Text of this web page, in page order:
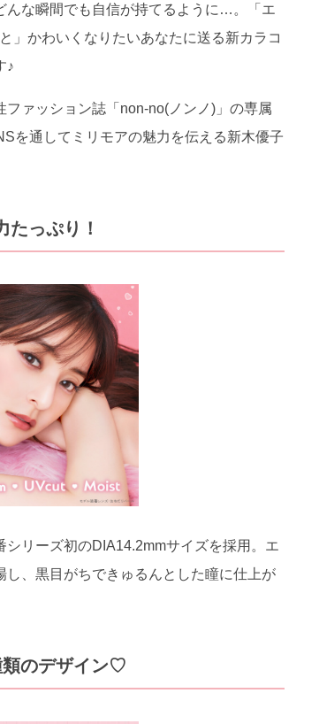
んな瞬間でも自信が持てるように…。「エ
」かわいくなりたいあなたに送る新カラコ
♪
ァッション誌「non-no(ノンノ)」の専属
を通してミリモアの魅力を伝える新木優子
っぷり！
リーズ初のDIA14.2mmサイズを採用。エ
、黒目がちできゅるんとした瞳に仕上が
類のデザイン♡